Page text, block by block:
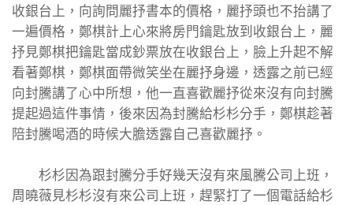
收銀台上，向詢問麗抒書本的價格，麗抒頭也不抬講了
一遍價格，鄭棋計上心來將房門鑰匙放到收銀台上，麗
抒見鄭棋把鑰匙當成鈔票放在收銀台上，臉上升起不解
看著鄭棋，鄭棋面帶微笑坐在麗抒身邊，透露之前已經
向封騰講了心中所想，他一直喜歡麗抒從來沒有向封騰
提起過這件事情，後來因為封騰給杉杉分手，鄭棋趁著
陪封騰喝酒的時候大膽透露自己喜歡麗抒。
杉杉因為跟封騰分手好幾天沒有來風騰公司上班，
周曉薇見杉杉沒有來公司上班，趕緊打了一個電話給杉